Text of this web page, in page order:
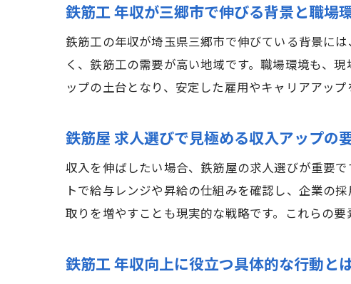
鉄筋工 年収が三郷市で伸びる背景と職場
鉄筋工の年収が埼玉県三郷市で伸びている背景に
く、鉄筋工の需要が高い地域です。職場環境も、
ップの土台となり、安定した雇用やキャリアアッ
鉄筋屋 求人選びで見極める収入アップの
収入を伸ばしたい場合、鉄筋屋の求人選びが重要
トで給与レンジや昇給の仕組みを確認し、企業の
取りを増やすことも現実的な戦略です。これらの
鉄筋工 年収向上に役立つ具体的な行動と